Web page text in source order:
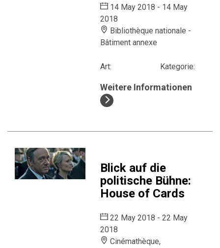
14 May 2018 - 14 May
2018
Bibliothèque nationale -
Bâtiment annexe
Art: Kategorie:
Weitere Informationen
Blick auf die
politische Bühne:
House of Cards
22 May 2018 - 22 May
2018
Cinémathèque,